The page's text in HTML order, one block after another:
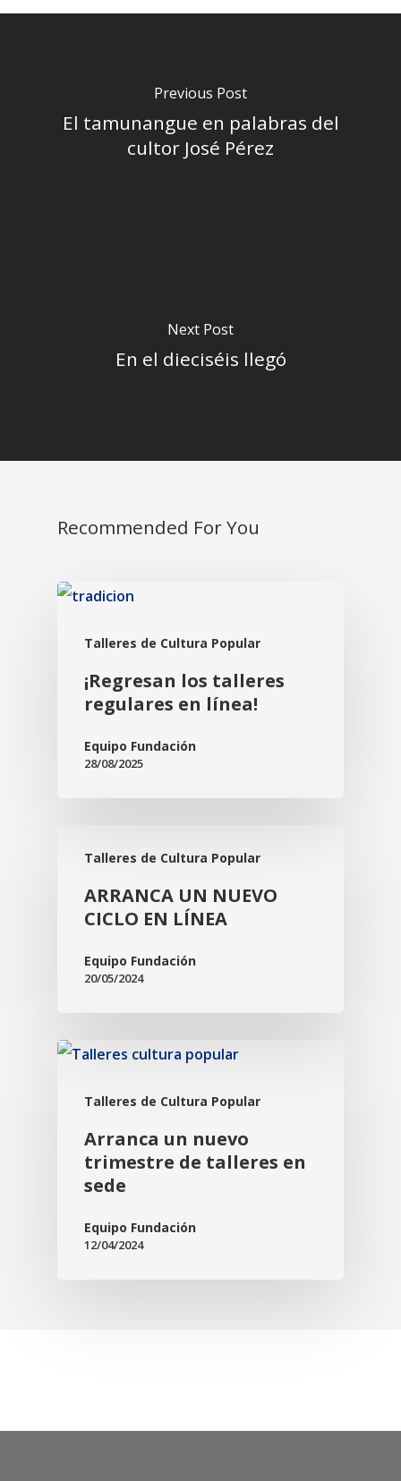
Previous Post
El tamunangue en palabras del
cultor José Pérez
Next Post
En el dieciséis llegó
Recommended For You
Talleres de Cultura Popular
¡Regresan los talleres
regulares en línea!
Equipo Fundación
28/08/2025
Talleres de Cultura Popular
ARRANCA UN NUEVO
CICLO EN LÍNEA
Equipo Fundación
20/05/2024
Talleres de Cultura Popular
Arranca un nuevo
trimestre de talleres en
sede
Equipo Fundación
12/04/2024